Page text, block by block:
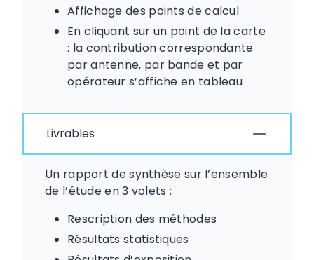
Affichage des points de calcul
En cliquant sur un point de la carte
: la contribution correspondante
par antenne, par bande et par
opérateur s’affiche en tableau
Livrables
Un rapport de synthèse sur l’ensemble
de l’étude en 3 volets :
Rescription des méthodes
Résultats statistiques